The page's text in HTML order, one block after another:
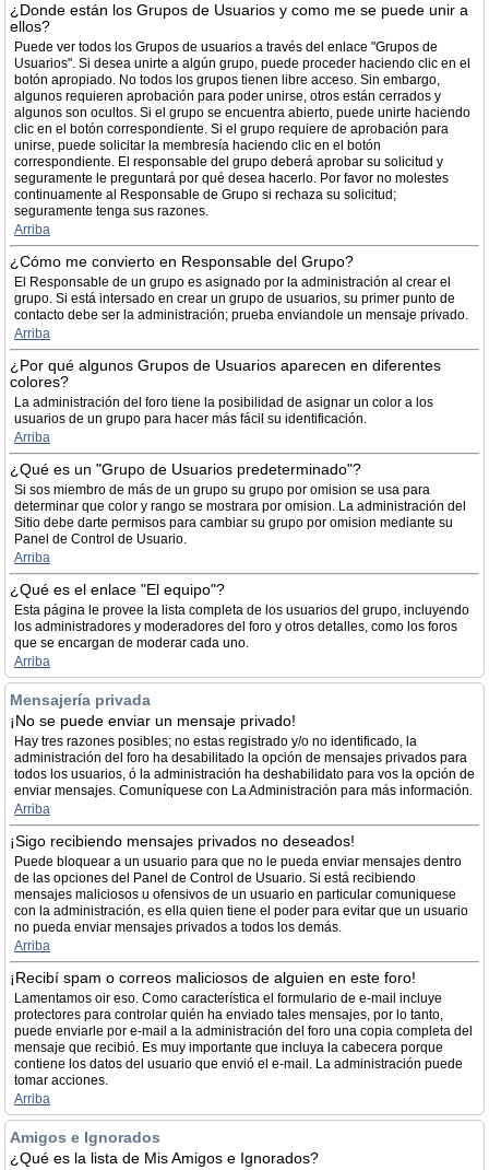
¿Donde están los Grupos de Usuarios y como me se puede unir a
ellos?
Puede ver todos los Grupos de usuarios a través del enlace "Grupos de
Usuarios". Si desea unirte a algún grupo, puede proceder haciendo clic en el
botón apropiado. No todos los grupos tienen libre acceso. Sin embargo,
algunos requieren aprobación para poder unirse, otros están cerrados y
algunos son ocultos. Si el grupo se encuentra abierto, puede unirte haciendo
clic en el botón correspondiente. Si el grupo requiere de aprobación para
unirse, puede solicitar la membresía haciendo clic en el botón
correspondiente. El responsable del grupo deberá aprobar su solicitud y
seguramente le preguntará por qué desea hacerlo. Por favor no molestes
continuamente al Responsable de Grupo si rechaza su solicitud;
seguramente tenga sus razones.
Arriba
¿Cómo me convierto en Responsable del Grupo?
El Responsable de un grupo es asignado por la administración al crear el
grupo. Si está intersado en crear un grupo de usuarios, su primer punto de
contacto debe ser la administración; prueba enviandole un mensaje privado.
Arriba
¿Por qué algunos Grupos de Usuarios aparecen en diferentes
colores?
La administración del foro tiene la posibilidad de asignar un color a los
usuarios de un grupo para hacer más fácil su identificación.
Arriba
¿Qué es un "Grupo de Usuarios predeterminado"?
Si sos miembro de más de un grupo su grupo por omision se usa para
determinar que color y rango se mostrara por omision. La administración del
Sitio debe darte permisos para cambiar su grupo por omision mediante su
Panel de Control de Usuario.
Arriba
¿Qué es el enlace "El equipo"?
Esta página le provee la lista completa de los usuarios del grupo, incluyendo
los administradores y moderadores del foro y otros detalles, como los foros
que se encargan de moderar cada uno.
Arriba
Mensajería privada
¡No se puede enviar un mensaje privado!
Hay tres razones posibles; no estas registrado y/o no identificado, la
administración del foro ha desabilitado la opción de mensajes privados para
todos los usuarios, ó la administración ha deshabilidato para vos la opción de
enviar mensajes. Comuníquese con La Administración para más información.
Arriba
¡Sigo recibiendo mensajes privados no deseados!
Puede bloquear a un usuario para que no le pueda enviar mensajes dentro
de las opciones del Panel de Control de Usuario. Si está recibiendo
mensajes maliciosos u ofensivos de un usuario en particular comuniquese
con la administración, es ella quien tiene el poder para evitar que un usuario
no pueda enviar mensajes privados a todos los demás.
Arriba
¡Recibí spam o correos maliciosos de alguien en este foro!
Lamentamos oir eso. Como característica el formulario de e-mail incluye
protectores para controlar quién ha enviado tales mensajes, por lo tanto,
puede enviarle por e-mail a la administración del foro una copia completa del
mensaje que recibió. Es muy importante que incluya la cabecera porque
contiene los datos del usuario que envió el e-mail. La administración puede
tomar acciones.
Arriba
Amigos e Ignorados
¿Qué es la lista de Mis Amigos e Ignorados?